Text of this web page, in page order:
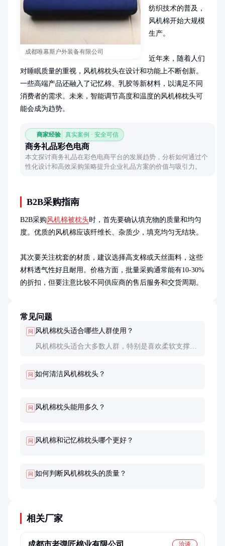
成都唯幕斯户外装备有限公司
纺织技术的普及，
风机棉开始大规模
生产。
近年来，随着人们
对睡眠质量的重视，风机棉枕头在设计和功能上不断创新。
一些高端产品还融入了记忆棉、乳胶等新材料，以满足不同
消费者的需求。未来，智能调节高度和温度的风机棉枕头可
能会成为趋势。
商家经验 真实案例 · 安全可信
商务礼品彩色电商
本文探讨商务礼品在彩色电商平台的发展趋势，分析如何通过个
性化设计和高效采购策略提升企业礼品方案的价值与吸引力。
B2B采购指南
B2B采购风机棉被枕头时，首先要确认填充物的质量和均匀
度。优质的风机棉应该纤维长、杂质少，填充均匀无结块。
其次要关注枕套的材质，建议选择高支棉或天丝面料，这些
材料透气性好且耐用。价格方面，批量采购通常能有10-30%
的折扣，但要注意比较不同供应商的售后服务和交货周期。
常见问题
问 风机棉枕头适合哪些人群使用？
风机棉枕头适合大多数人群，特别是喜欢柔软支撑、
问 如何清洁风机棉枕头？
问 风机棉枕头能用多久？
问 风机棉和记忆棉枕头哪个更好？
问 如何判断风机棉枕头的质量？
相关厂家
成都市老弹匠棉业有限公司 洽谈